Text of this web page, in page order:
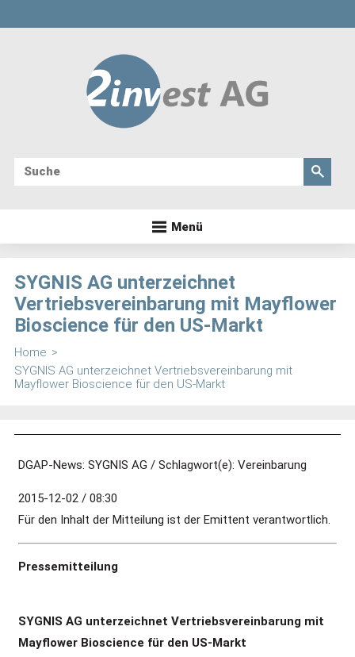
Menü
SYGNIS AG unterzeichnet
Vertriebsvereinbarung mit Mayflower
Bioscience für den US-Markt
Home >
SYGNIS AG unterzeichnet Vertriebsvereinbarung mit
Mayflower Bioscience für den US-Markt
DGAP-News: SYGNIS AG / Schlagwort(e): Vereinbarung
2015-12-02 / 08:30
Für den Inhalt der Mitteilung ist der Emittent verantwortlich.
Pressemitteilung
SYGNIS AG unterzeichnet Vertriebsvereinbarung mit
Mayflower Bioscience für den US-Markt